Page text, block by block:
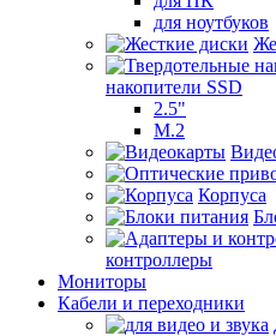
для ноутбуков
накопители SSD
2.5"
M.2
Корпуса
контроллеры
Мониторы
Кабели и переходники